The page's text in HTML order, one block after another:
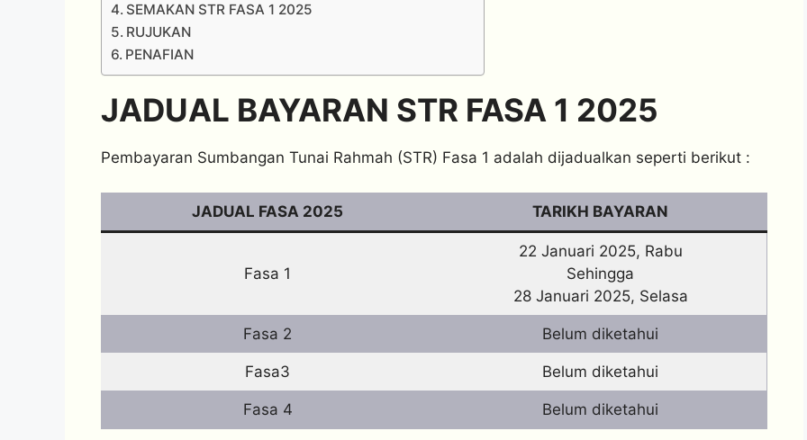
SEMAKAN STR FASA 1 2025
RUJUKAN
PENAFIAN
JADUAL BAYARAN STR FASA 1 2025
Pembayaran Sumbangan Tunai Rahmah (STR) Fasa 1 adalah dijadualkan seperti berikut :
JADUAL FASA 2025 TARIKH BAYARAN
Fasa 1
22 Januari 2025, Rabu
Sehingga
28 Januari 2025, Selasa
Fasa 2 Belum diketahui
Fasa3 Belum diketahui
Fasa 4 Belum diketahui